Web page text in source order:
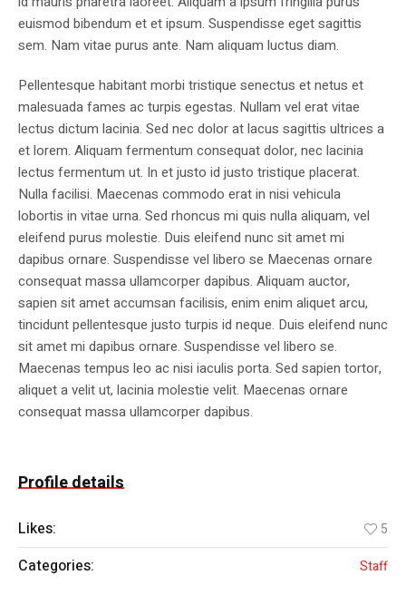
euismod bibendum et et ipsum. Suspendisse eget sagittis
sem. Nam vitae purus ante. Nam aliquam luctus diam.
Pellentesque habitant morbi tristique senectus et netus et
malesuada fames ac turpis egestas. Nullam vel erat vitae
lectus dictum lacinia. Sed nec dolor at lacus sagittis ultrices a
et lorem. Aliquam fermentum consequat dolor, nec lacinia
lectus fermentum ut. In et justo id justo tristique placerat.
Nulla facilisi. Maecenas commodo erat in nisi vehicula
lobortis in vitae urna. Sed rhoncus mi quis nulla aliquam, vel
eleifend purus molestie. Duis eleifend nunc sit amet mi
dapibus ornare. Suspendisse vel libero se Maecenas ornare
consequat massa ullamcorper dapibus. Aliquam auctor,
sapien sit amet accumsan facilisis, enim enim aliquet arcu,
tincidunt pellentesque justo turpis id neque. Duis eleifend nunc
sit amet mi dapibus ornare. Suspendisse vel libero se.
Maecenas tempus leo ac nisi iaculis porta. Sed sapien tortor,
aliquet a velit ut, lacinia molestie velit. Maecenas ornare
consequat massa ullamcorper dapibus.
Profile details
Likes: 5
Categories: Staff